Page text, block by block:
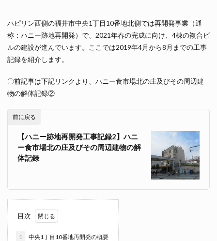
ハピリン西側の福井市中央1丁目10番地北側では再開発事業（通
称：ハニー跡地再開発）で、2021年春の完成に向け、4棟の複合ビ
ルの建設が進んでいます。ここでは2019年4月から8月までの工事
記録を紹介します。
〇前記事は下記リンクより、ハニー食市場北の庄及びその周辺建
物の解体記録②
前に戻る
【ハニー跡地再開発工事記録2】ハニ
ー食市場北の庄及びその周辺建物の解
体記録
目次
1 中央1丁目10番地再開発の概要